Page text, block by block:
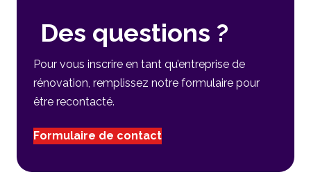
Des questions ?
Pour vous inscrire en tant qu’entreprise de
rénovation, remplissez notre formulaire pour
être recontacté.
Formulaire de contact